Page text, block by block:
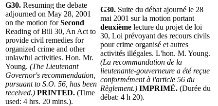
G30. Resuming the debate
adjourned on May 28, 2001
on the motion forSecond
Reading of Bill 30, An Act to
provide civil remedies for
organized crime and other
unlawful activities. Hon. Mr.
Young. (The Lieutenant
Governor's recommendation,
pursuant to S.O. 56, has been
received.) PRINTED. (Time
used: 4 hrs. 20 mins.).
G30. Suite du débat ajourné le 28
mai 2001 sur la motion portant
deuxième lecture du projet de loi
30, Loi prévoyant des recours civils
pour crime organisé et autres
activités illégales. L'hon. M. Young.
(La recommandation de la
lieutenante-gouverneure a été reçue
conformément à l'article 56 du
Règlement.) IMPRIMÉ. (Durée du
débat: 4 h 20).